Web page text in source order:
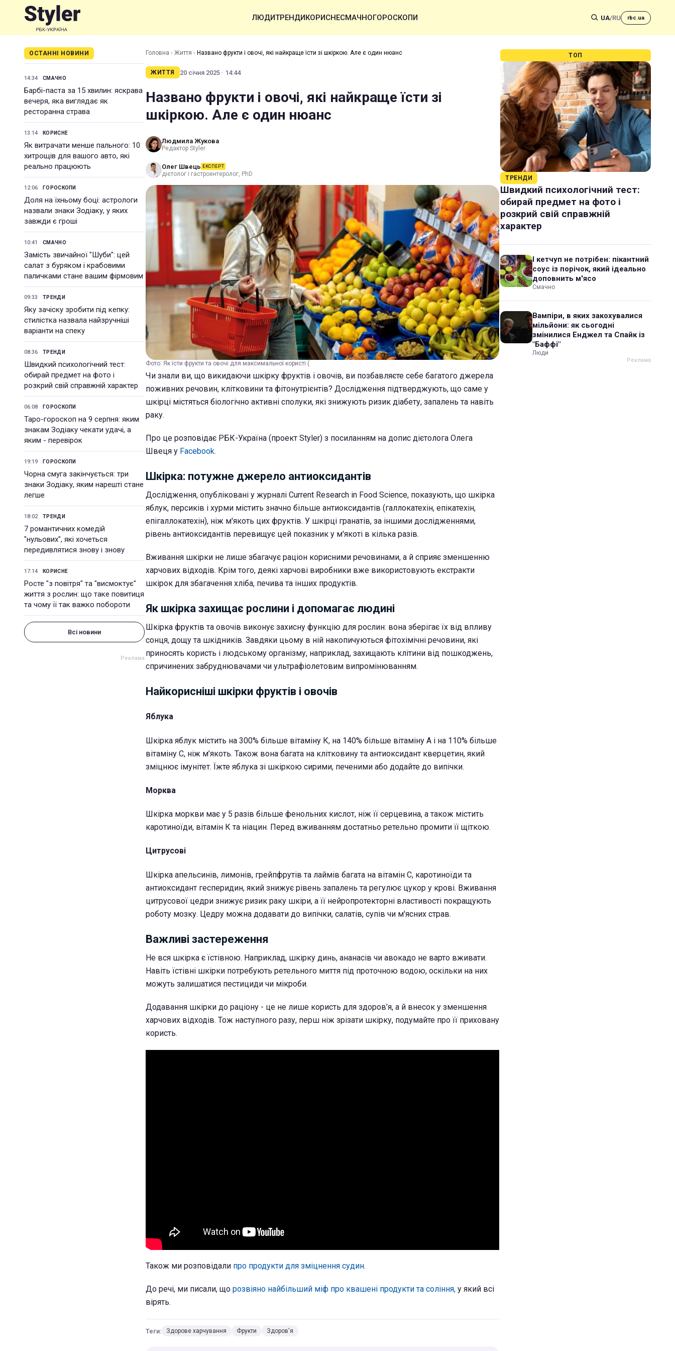
ЛЮДИТРЕНДИКОРИСНЕСМАЧНОГОРОСКОПИ UA/RU rbc.ua
ОСТАННІ НОВИНИ
14:34 СМАЧНО
Барбі-паста за 15 хвилин: яскрава
вечеря, яка виглядає як
ресторанна страва
13:14 КОРИСНЕ
Як витрачати менше пального: 10
хитрощів для вашого авто, які
реально працюють
12:06 ГОРОСКОПИ
Доля на їхньому боці: астрологи
назвали знаки Зодіаку, у яких
завжди є гроші
10:41 СМАЧНО
Замість звичайної "Шуби": цей
салат з буряком і крабовими
паличками стане вашим фірмовим
09:33 ТРЕНДИ
Яку зачіску зробити під кепку:
стилістка назвала найзручніші
варіанти на спеку
08:36 ТРЕНДИ
Швидкий психологічний тест:
обирай предмет на фото і
розкрий свій справжній характер
06:08 ГОРОСКОПИ
Таро-гороскоп на 9 серпня: яким
знакам Зодіаку чекати удачі, а
яким - перевірок
19:19 ГОРОСКОПИ
Чорна смуга закінчується: три
знаки Зодіаку, яким нарешті стане
легше
18:02 ТРЕНДИ
7 романтичних комедій
"нульових", які хочеться
передивлятися знову і знову
17:14 КОРИСНЕ
Росте "з повітря" та "висмоктує"
життя з рослин: що таке повитиця
та чому її так важко побороти
Всі новини
Головна › Життя › Названо фрукти і овочі, які найкраще їсти зі шкіркою. Але є один нюанс
ЖИТТЯ 20 січня 2025 · 14:44
Названо фрукти і овочі, які найкраще їсти зі
шкіркою. Але є один нюанс
Людмила Жукова
Редактор Styler
Олег Швець ЕКСПЕРТ
дієтолог і гастроентеролог, PhD
Фото: Як їсти фрукти та овочі для максимальної користі (
Чи знали ви, що викидаючи шкірку фруктів і овочів, ви позбавляєте себе багатого джерела
поживних речовин, клітковини та фітонутрієнтів? Дослідження підтверджують, що саме у
шкірці містяться біологічно активні сполуки, які знижують ризик діабету, запалень та навіть
раку.
Про це розповідає РБК-Україна (проект Styler) з посиланням на допис дієтолога Олега
Швеця у Facebook.
Шкірка: потужне джерело антиоксидантів
Дослідження, опубліковані у журналі Current Research in Food Science, показують, що шкірка
яблук, персиків і хурми містить значно більше антиоксидантів (галлокатехін, епікатехін,
епігаллокатехін), ніж м'якоть цих фруктів. У шкірці гранатів, за іншими дослідженнями,
рівень антиоксидантів перевищує цей показник у м'якоті в кілька разів.
Вживання шкірки не лише збагачує раціон корисними речовинами, а й сприяє зменшенню
харчових відходів. Крім того, деякі харчові виробники вже використовують екстракти
шкірок для збагачення хліба, печива та інших продуктів.
Як шкірка захищає рослини і допомагає людині
Шкірка фруктів та овочів виконує захисну функцію для рослин: вона зберігає їх від впливу
сонця, дощу та шкідників. Завдяки цьому в ній накопичуються фітохімічні речовини, які
приносять користь і людському організму, наприклад, захищають клітини від пошкоджень,
спричинених забруднювачами чи ультрафіолетовим випромінюванням.
Найкорисніші шкірки фруктів і овочів
Яблука
Шкірка яблук містить на 300% більше вітаміну К, на 140% більше вітаміну А і на 110% більше
вітаміну С, ніж м’якоть. Також вона багата на клітковину та антиоксидант кверцетин, який
зміцнює імунітет. Їжте яблука зі шкіркою сирими, печеними або додайте до випічки.
Морква
Шкірка моркви має у 5 разів більше фенольних кислот, ніж її серцевина, а також містить
каротиноїди, вітамін К та ніацин. Перед вживанням достатньо ретельно промити її щіткою.
Цитрусові
Шкірка апельсинів, лимонів, грейпфрутів та лаймів багата на вітамін С, каротиноїди та
антиоксидант гесперидин, який знижує рівень запалень та регулює цукор у крові. Вживання
цитрусової цедри знижує ризик раку шкіри, а її нейропротекторні властивості покращують
роботу мозку. Цедру можна додавати до випічки, салатів, супів чи м'ясних страв.
Важливі застереження
Не вся шкірка є їстівною. Наприклад, шкірку динь, ананасів чи авокадо не варто вживати.
Навіть їстівні шкірки потребують ретельного миття під проточною водою, оскільки на них
можуть залишатися пестициди чи мікроби.
Додавання шкірки до раціону - це не лише користь для здоров’я, а й внесок у зменшення
харчових відходів. Тож наступного разу, перш ніж зрізати шкірку, подумайте про її приховану
користь.
Також ми розповідали про продукти для зміцнення судин.
До речі, ми писали, що розвіяно найбільший міф про квашені продукти та соління, у який всі
вірять.
Теги: Здорове харчування Фрукти Здоров'я
ТОП
ТРЕНДИ
Швидкий психологічний тест:
обирай предмет на фото і
розкрий свій справжній
характер
І кетчуп не потрібен: пікантний
соус із порічок, який ідеально
доповнить м'ясо
Смачно
Вампіри, в яких закохувалися
мільйони: як сьогодні
змінилися Енджел та Спайк із
"Баффі"
Люди